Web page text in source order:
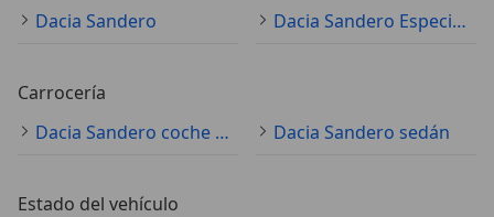
Dacia Sandero
Dacia Sandero Especificaciones técnicas
Carrocería
Dacia Sandero coche pequeño
Dacia Sandero sedán
Estado del vehículo